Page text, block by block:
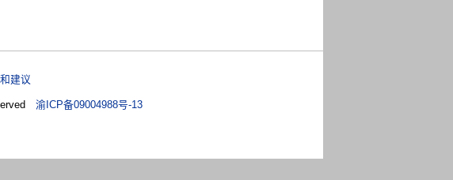
建议
渝ICP备09004988号-13